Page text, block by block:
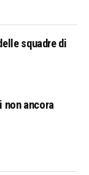
squadre di
non ancora